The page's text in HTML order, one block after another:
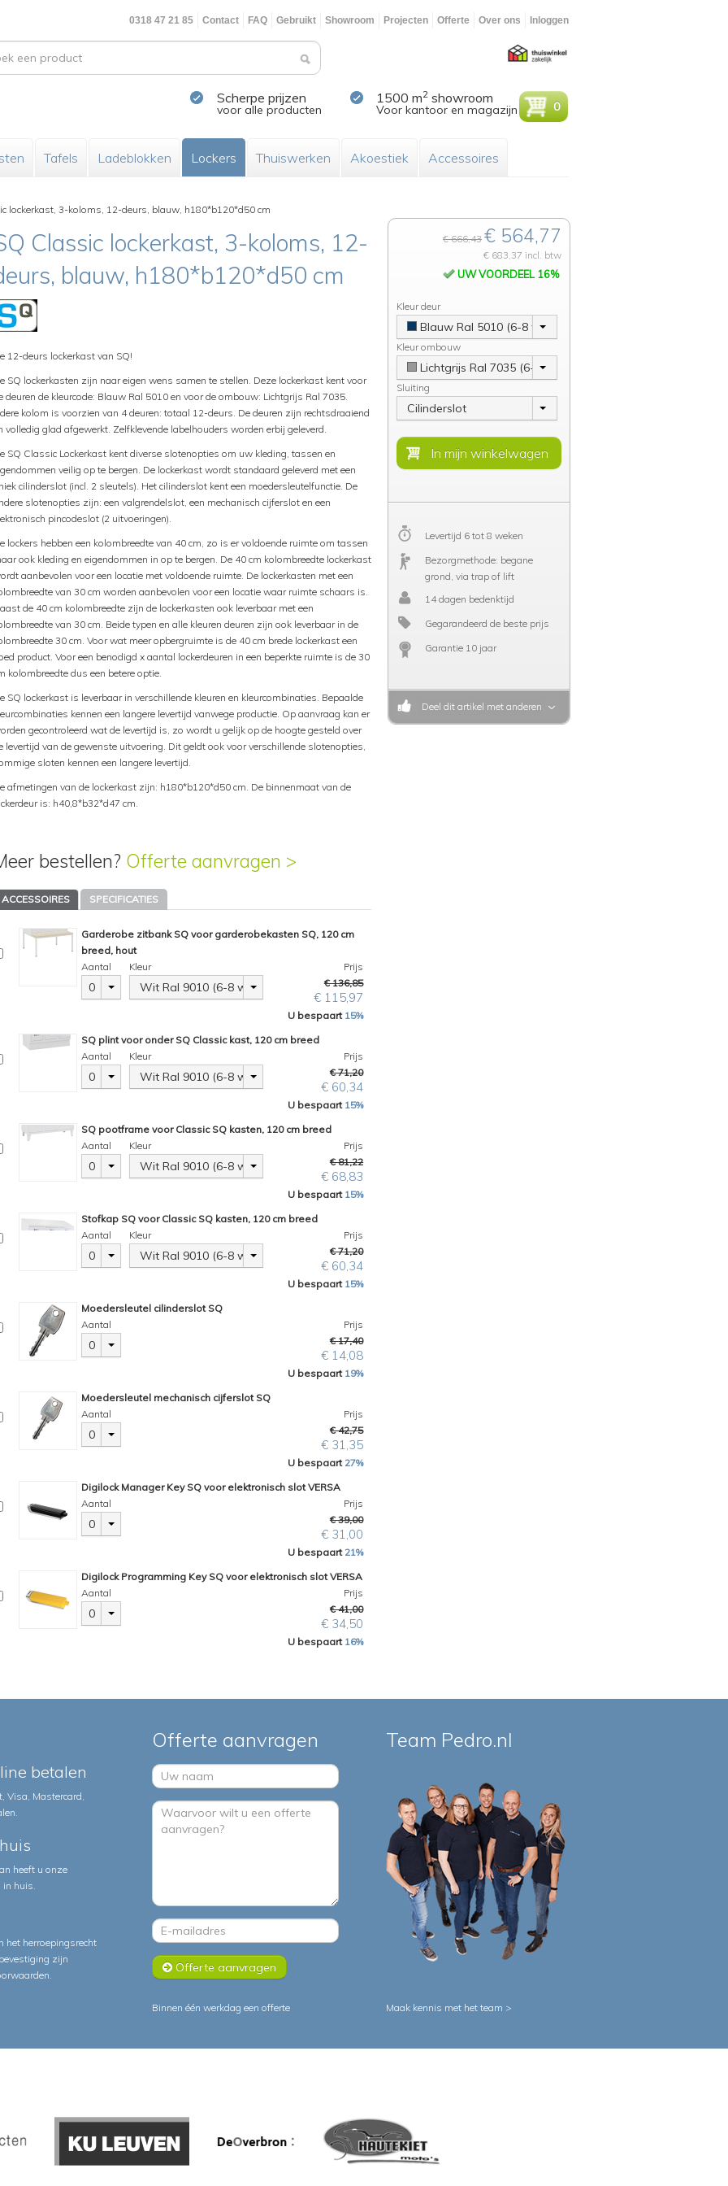
0318 47 21 85 Contact FAQ Gebruikt Showroom Projecten Offerte Over ons Inloggen
Scherpe prijzen
voor alle producten
1500 m2 showroom
Voor kantoor en magazijn 0
Tafels Ladeblokken Lockers Thuiswerken Akoestiek Accessoires
lockerkast, 3-koloms, 12-deurs, blauw, h180*b120*d50 cm
Classic lockerkast, 3-koloms, 12-
blauw, h180*b120*d50 cm
12-deurs lockerkast van SQ!
SQ lockerkasten zijn naar eigen wens samen te stellen. Deze lockerkast kent voor
deuren de kleurcode: Blauw Ral 5010 en voor de ombouw: Lichtgrijs Ral 7035.
kolom is voorzien van 4 deuren: totaal 12-deurs. De deuren zijn rechtsdraaiend
volledig glad afgewerkt. Zelfklevende labelhouders worden erbij geleverd.
SQ Classic Lockerkast kent diverse slotenopties om uw kleding, tassen en
veilig op te bergen. De lockerkast wordt standaard geleverd met een
cilinderslot (incl. 2 sleutels). Het cilinderslot kent een moedersleutelfunctie. De
slotenopties zijn: een valgrendelslot, een mechanisch cijferslot en een
pincodeslot (2 uitvoeringen).
lockers hebben een kolombreedte van 40 cm, zo is er voldoende ruimte om tassen
ook kleding en eigendommen in op te bergen. De 40 cm kolombreedte lockerkast
aanbevolen voor een locatie met voldoende ruimte. De lockerkasten met een
van 30 cm worden aanbevolen voor een locatie waar ruimte schaars is.
de 40 cm kolombreedte zijn de lockerkasten ook leverbaar met een
van 30 cm. Beide typen en alle kleuren deuren zijn ook leverbaar in de
30 cm. Voor wat meer opbergruimte is de 40 cm brede lockerkast een
product. Voor een benodigd x aantal lockerdeuren in een beperkte ruimte is de 30
kolombreedte dus een betere optie.
SQ lockerkast is leverbaar in verschillende kleuren en kleurcombinaties. Bepaalde
kennen een langere levertijd vanwege productie. Op aanvraag kan er
gecontroleerd wat de levertijd is, zo wordt u gelijk op de hoogte gesteld over
levertijd van de gewenste uitvoering. Dit geldt ook voor verschillende slotenopties,
sloten kennen een langere levertijd.
afmetingen van de lockerkast zijn: h180*b120*d50 cm. De binnenmaat van de
is: h40,8*b32*d47 cm.
bestellen? Offerte aanvragen >
ACCESSOIRES SPECIFICATIES
Garderobe zitbank SQ voor garderobekasten SQ, 120 cm
breed, hout
Aantal
0
Kleur
Wit Ral 9010 (6-8 weken)
Prijs
€ 136,85
€ 115,97
U bespaart 15%
SQ plint voor onder SQ Classic kast, 120 cm breed
Aantal
0
Kleur
Wit Ral 9010 (6-8 weken)
Prijs
€ 71,20
€ 60,34
U bespaart 15%
SQ pootframe voor Classic SQ kasten, 120 cm breed
Aantal
0
Kleur
Wit Ral 9010 (6-8 weken)
Prijs
€ 81,22
€ 68,83
U bespaart 15%
Stofkap SQ voor Classic SQ kasten, 120 cm breed
Aantal
0
Kleur
Wit Ral 9010 (6-8 weken)
Prijs
€ 71,20
€ 60,34
U bespaart 15%
Moedersleutel cilinderslot SQ
Aantal
0
Prijs
€ 17,40
€ 14,08
U bespaart 19%
Moedersleutel mechanisch cijferslot SQ
Aantal
0
Prijs
€ 42,75
€ 31,35
U bespaart 27%
Digilock Manager Key SQ voor elektronisch slot VERSA
Aantal
0
Prijs
€ 39,00
€ 31,00
U bespaart 21%
Digilock Programming Key SQ voor elektronisch slot VERSA
Aantal
0
Prijs
€ 41,00
€ 34,50
U bespaart 16%
€ 666,43 € 564,77
€ 683,37 incl. btw
UW VOORDEEL 16%
Kleur deur
Blauw Ral 5010 (6-8 weken)
Kleur ombouw
Lichtgrijs Ral 7035 (6-8 weken)
Sluiting
Cilinderslot
Levertijd 6 tot 8 weken
Bezorgmethode: begane
grond, via trap of lift
14 dagen bedenktijd
Gegarandeerd de beste prijs
Garantie 10 jaar
Deel dit artikel met anderen
betalen
Visa, Mastercard,
heeft u onze
in huis.
het herroepingsrecht
zijn
.
Offerte aanvragen
Offerte aanvragen
Team Pedro.nl
Binnen één werkdag een offerte Maak kennis met het team >